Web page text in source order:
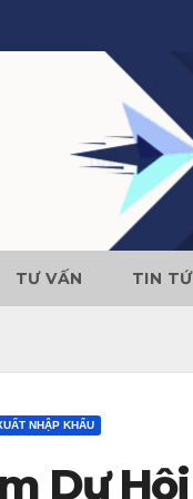
TƯ VẤN TIN
NHẬP KHẨU
Dự